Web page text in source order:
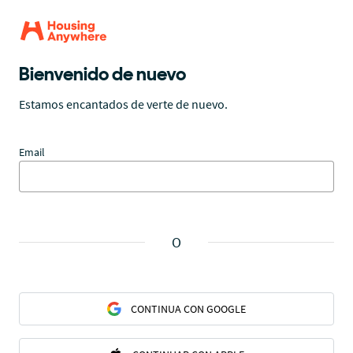
Bienvenido de nuevo
Estamos encantados de verte de nuevo.
Email
O
CONTINUA CON GOOGLE